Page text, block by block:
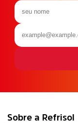
Sobre a Refrisol